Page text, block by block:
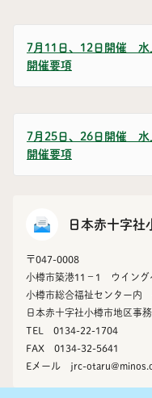
7月11日、12日開催
開催要項
7月25日、26日開催
開催要項
日本赤十字社
〒047-0008
小樽市築港11－1 ウイング
小樽市総合福祉センター内
日本赤十字社小樽市地区事
TEL 0134-22-1704
FAX 0134-32-5641
Eメール jrc-